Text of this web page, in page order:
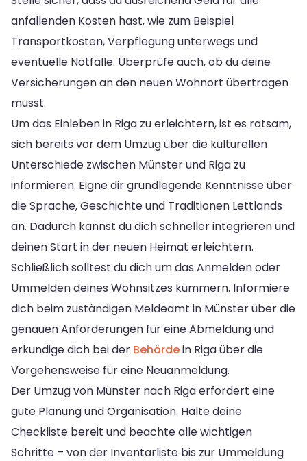
anfallenden Kosten hast, wie zum Beispiel
Transportkosten, Verpflegung unterwegs und
eventuelle Notfälle. Überprüfe auch, ob du deine
Versicherungen an den neuen Wohnort übertragen
musst.
Um das Einleben in Riga zu erleichtern, ist es ratsam,
sich bereits vor dem Umzug über die kulturellen
Unterschiede zwischen Münster und Riga zu
informieren. Eigne dir grundlegende Kenntnisse über
die Sprache, Geschichte und Traditionen Lettlands
an. Dadurch kannst du dich schneller integrieren und
deinen Start in der neuen Heimat erleichtern.
Schließlich solltest du dich um das Anmelden oder
Ummelden deines Wohnsitzes kümmern. Informiere
dich beim zuständigen Meldeamt in Münster über die
genauen Anforderungen für eine Abmeldung und
erkundige dich bei der Behördein Riga über die
Vorgehensweise für eine Neuanmeldung.
Der Umzug von Münster nach Riga erfordert eine
gute Planung und Organisation. Halte deine
Checkliste bereit und beachte alle wichtigen
Schritte – von der Inventarliste bis zur Ummeldung